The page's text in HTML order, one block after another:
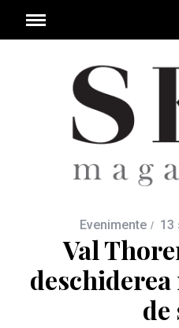
Evenimente 13
Val
de